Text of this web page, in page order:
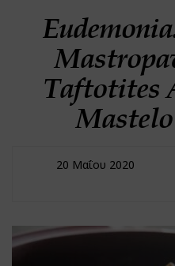
Taftotites
20 Μαΐου 2020